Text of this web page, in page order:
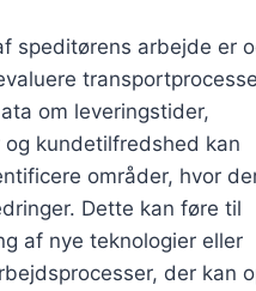
speditørens arbejde er
om leveringstider,
og kundetilfredshed kan
områder, hvor
Dette kan føre til
af nye teknologier eller
der kan